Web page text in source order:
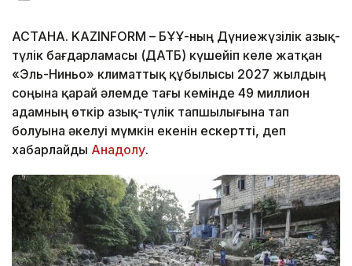
АСТАНА. KAZINFORM – БҰҰ-ның Дүниежүзілік азық-
түлік бағдарламасы (ДАТБ) күшейіп келе жатқан
«Эль-Ниньо» климаттық құбылысы 2027 жылдың
соңына қарай әлемде тағы кемінде 49 миллион
адамның өткір азық-түлік тапшылығына тап
болуына әкелуі мүмкін екенін ескертті, деп
хабарлайды Анадолу.